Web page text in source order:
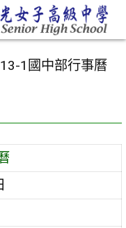
1國中部行事曆